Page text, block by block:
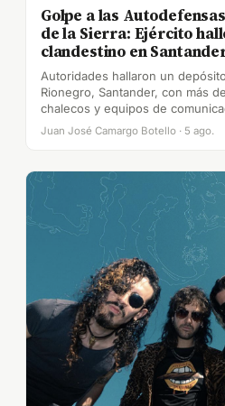
Golpe a las
de la Sierra: Ejército
clandestino en
Autoridades hallaron un
Rionegro, Santander, con más
chalecos y equipos de
Juan José Camargo Botello · 5 ago.